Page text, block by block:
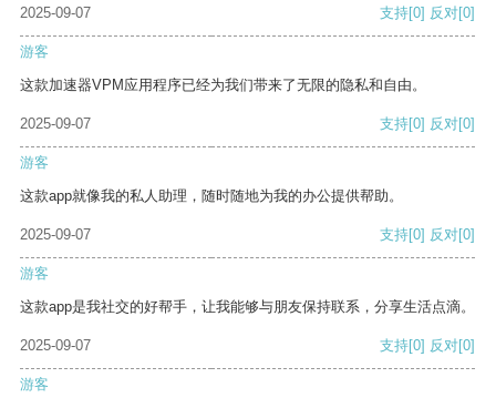
2025-09-07
支持[0] 反对[0]
游客
这款加速器VPM应用程序已经为我们带来了无限的隐私和自由。
2025-09-07 支持[0] 反对[0]
游客
这款app就像我的私人助理，随时随地为我的办公提供帮助。
2025-09-07 支持[0] 反对[0]
游客
这款app是我社交的好帮手，让我能够与朋友保持联系，分享生活点滴。
2025-09-07 支持[0] 反对[0]
游客